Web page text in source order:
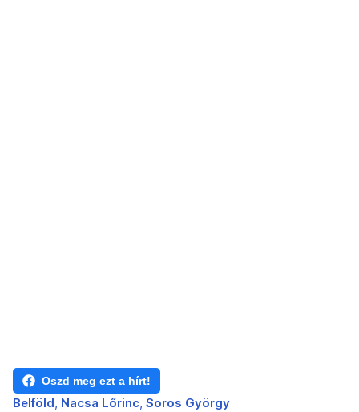
Oszd meg ezt a hírt!
Belföld Nacsa Lőrinc Soros György